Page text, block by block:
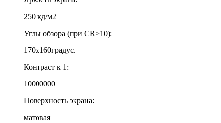
250 кд/м2
Углы обзора (при CR>10):
170x160градус.
Контраст к 1:
10000000
Поверхность экрана:
матовая